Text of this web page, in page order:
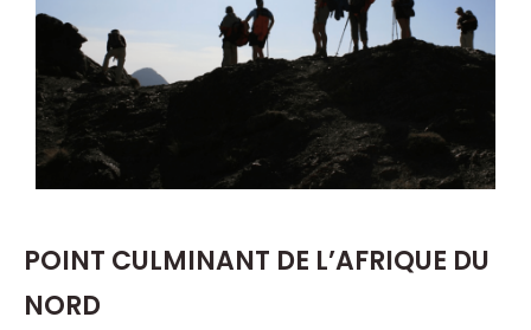
POINT CULMINANT DE L’AFRIQUE DU
NORD